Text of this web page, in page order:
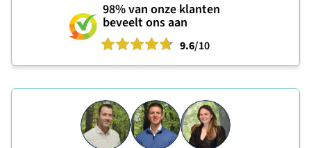
98%van onze klanten
beveelt ons aan
9.6/10